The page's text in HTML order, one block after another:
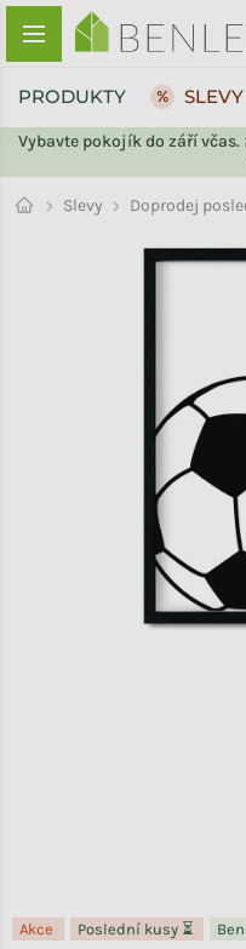
Přejít na obsah
Vybavte pokojík do září včas.
PRODUKTY SLEVY
Slevy Doprodej
Akce Poslední kusy ⏳
ZPĚT DO OBCHODU
ZPĚT DO OBCHODU